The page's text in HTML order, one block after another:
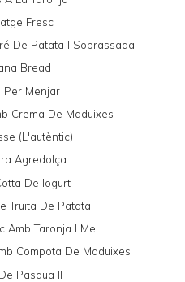
Fresc
De Patata I Sobrassada
Bread
Per Menjar
Crema De Maduixes
(l'autèntic)
Agredolça
De Iogurt
Truita De Patata
Amb Taronja I Mel
Compota De Maduixes
Pasqua II